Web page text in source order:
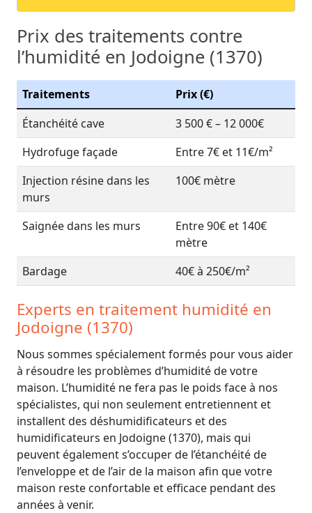
Prix des traitements contre
l’humidité en Jodoigne (1370)
Traitements
Prix (€)
Étanchéité cave
3 500 € – 12 000€
Hydrofuge façade
Entre 7€ et 11€/m²
Injection résine dans les
murs
100€ mètre
Saignée dans les murs
Entre 90€ et 140€
mètre
Bardage
40€ à 250€/m²
Experts en traitement humidité en
Jodoigne (1370)
Nous sommes spécialement formés pour vous aider
à résoudre les problèmes d’humidité de votre
maison. L’humidité ne fera pas le poids face à nos
spécialistes, qui non seulement entretiennent et
installent des déshumidificateurs et des
humidificateurs en Jodoigne (1370), mais qui
peuvent également s’occuper de l’étanchéité de
l’enveloppe et de l’air de la maison afin que votre
maison reste confortable et efficace pendant des
années à venir.